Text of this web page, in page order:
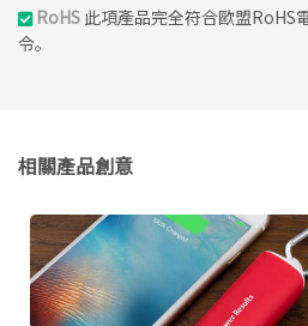
RoHS 此項產品完全符合歐盟RoHS
令。
相關產品創意